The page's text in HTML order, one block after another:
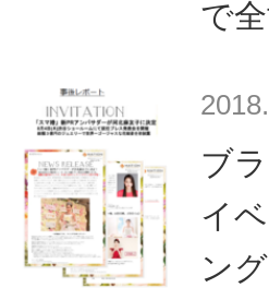
で
ブ
イ
ン